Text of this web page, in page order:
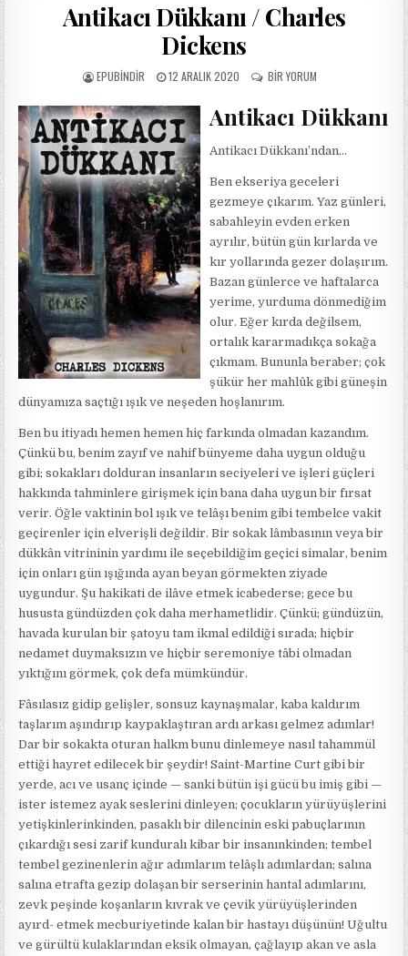
Antikacı Dükkanı / Charles
Dickens
AUTHOR:
EPUBINDIR
PUBLISHED
12 ARALIK 2020
ANTIKACI
CHARLES
IÇIN
BIR YORUM
Antikacı Dükkanı
Antikacı Dükkanı’ndan…
Ben ekseriya geceleri
gezmeye çıkarım. Yaz günleri,
sabahleyin evden erken
ayrılır, bütün gün kırlarda ve
kır yollarında gezer dolaşırım.
Bazan günlerce ve haftalarca
yerime, yurduma dönmediğim
olur. Eğer kırda değilsem,
ortalık kararmadıkça sokağa
çıkmam. Bununla beraber; çok
şükür her mahlûk gibi güneşin
dünyamıza saçtığı ışık ve neşeden hoşlanırım.
Ben bu itiyadı hemen hemen hiç farkında olmadan kazandım.
Çünkü bu, benim zayıf ve nahif bünyeme daha uygun olduğu
gibi; sokakları dolduran insanların seciyeleri ve işleri güçleri
hakkında tahminlere girişmek için bana daha uygun bir fırsat
verir. Öğle vaktinin bol ışık ve telâşı benim gibi tembelce vakit
geçirenler için elverişli değildir. Bir sokak lâmbasının veya bir
dükkân vitrininin yardımı ile seçebildiğim geçici simalar, benim
için onları gün ışığında ayan beyan görmekten ziyade
uygundur. Şu hakikati de ilâve etmek icabederse; gece bu
hususta gündüzden çok daha merhametlidir. Çünkü; gündüzün,
havada kurulan bir şatoyu tam ikmal edildiği sırada; hiçbir
nedamet duymaksızın ve hiçbir seremoniye tâbi olmadan
yıktığını görmek, çok defa mümkündür.
Fâsılasız gidip gelişler, sonsuz kaynaşmalar, kaba kaldırım
taşlarım aşındırıp kaypaklaştıran ardı arkası gelmez adımlar!
Dar bir sokakta oturan halkm bunu dinlemeye nasıl tahammül
ettiği hayret edilecek bir şeydir! Saint-Martine Curt gibi bir
yerde, acı ve usanç içinde — sanki bütün işi gücü bu imiş gibi —
ister istemez ayak seslerini dinleyen; çocukların yürüyüşlerini
yetişkinlerinkinden, pasaklı bir dilencinin eski pabuçlarının
çıkardığı sesi zarif kunduralı kibar bir insanınkinden; tembel
tembel gezinenlerin ağır adımlarım telâşlı adımlardan; salına
salına etrafta gezip dolaşan bir serserinin hantal adımlarını,
zevk peşinde koşanların kıvrak ve çevik yürüyüşlerinden
ayırd- etmek mecburiyetinde kalan bir hastayı düşünün! Uğultu
ve gürültü kulaklarından eksik olmayan, çağlayıp akan ve asla